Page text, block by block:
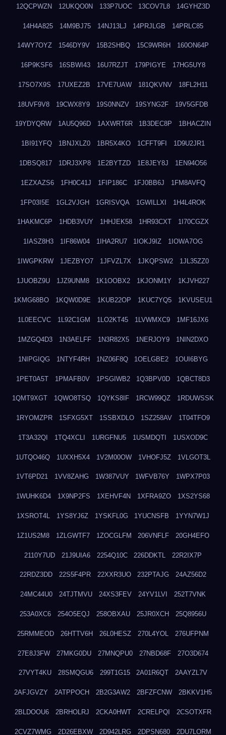
12QCPWZN 12UKQO0N 133P7UOC 13COV7L8 14GYHZ3D
14H4A825 14M9BJ75 14NJ13LJ 14PRJLGB 14PRLC85
14WY7OYZ 1546DY9V 15B2SHBQ 15C9WR6H 160ON64P
16P9KSF6 16SBWI43 16U7RZJT 179PIGYE 17HG5UY8
17SO7X9S 17UXEZ2B 17VE7UAW 181QKVNV 18FL2H11
18UVF9V8 19CWX8Y9 19S0NNZV 19SYNG2F 19V5GFDB
19YDYQRW 1AU5Q96D 1AXWRT6R 1B3DEC8P 1BHACZIN
1BI91YFQ 1BNJXLZ0 1BR5X4KO 1CFFT9FI 1D9U2JR1
1DBSQ817 1DRJ3XP8 1E2BYTZD 1E8JEY8J 1EN94O56
1EZXAZS6 1FH0C41J 1FIP186C 1FJ0BB6J 1FM8AVFQ
1FP03I5E 1GL2VJGH 1GRISVQA 1GWILLXI 1H4L4ROK
1HAKMC6P 1HDB3VUY 1HHJEK58 1HR93CXT 1I70CGZX
1IASZ8H3 1IF86W04 1IHA2RU7 1IOKJ9IZ 1IOWA7OG
1IWGPKRW 1JEZBYO7 1JFVZL7X 1JKQPSW2 1JL35ZZ0
1JUOBZ9U 1JZ9UNM8 1K1OOBX2 1KJONM1Y 1KJVH227
1KMG68BO 1KQW0D9E 1KUB22OP 1KUC7YQ5 1KVUSEU1
1L0EECVC 1L92C1GM 1LO2KT45 1LVWMXC9 1MF16JX6
1MZGQ4D3 1N3AELFF 1N3R82X5 1NERJOY9 1NIN2DXO
1NIPGIQG 1NTYF4RH 1NZ06F8Q 1OELGBE2 1OUI6BYG
1PET0A5T 1PMAFB0V 1PSGIWB2 1Q3BPV0D 1QBCT8D3
1QMT9XGT 1QWO8TSQ 1QYKS8IF 1RCW99QZ 1RDUWSSK
1RYOMZPR 1SFXG5XT 1SSBXDLO 1SZ258AV 1T04TFO9
1T3A32QI 1TQ4XCLI 1URGFNU5 1USMDQTI 1USXOD9C
1UTQO46Q 1UXXH5X4 1V2M00OW 1VHOFJ5Z 1VLGOT3L
1VT6PD21 1VV8ZAHG 1W387VUY 1WFVB76Y 1WPX7P03
1WUHK6D4 1X9NP2FS 1XEHVF4N 1XFRA9ZO 1XS2YS68
1XSROT4L 1YS8YJ6Z 1YSKFL0G 1YUCNSFB 1YYN7W1J
1Z1US2M8 1ZLGWTF7 1ZOCGLFM 206VNFLF 20GH4EFO
2110Y7UD 21J9UIA6 2254Q10C 226DDKTL 22R2IX7P
22RDZ3DD 22S5F4PR 22XXR3UO 232PTAJG 24AZ56D2
24MC44U0 24TJTMVU 24XS3FEV 24YV1LVI 252T7VNK
253A0XC6 254O5EQJ 258OBXAU 25JR0XCH 25Q8956U
25RMMEOD 26HTTV6H 26L0HESZ 270L4YOL 276UFPNM
27E8J3FW 27MKG0DU 27MNQPU0 27NBD68F 27O3D674
27VYT4KU 28SMQGU6 299T1G15 2A01R6QT 2AAYZL7V
2AFJGVZY 2ATPPOCH 2B2G3AW2 2BFZFCNW 2BKKV1H5
2BLDOOU6 2BRHOLRJ 2CKA0HWT 2CRELPQI 2CSOTXFR
2CVZ7WMG 2D26EBXW 2D942LRG 2DPSN680 2DU7LORM